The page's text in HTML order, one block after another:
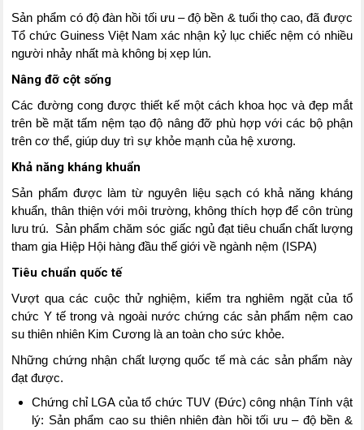
Sản phẩm có độ đàn hồi tối ưu – độ bền & tuổi thọ cao, đã được
Tổ chức Guiness Việt Nam xác nhận kỷ lục chiếc nệm có nhiều
người nhảy nhất mà không bị xẹp lún.
Nâng đỡ cột sống
Các đường cong được thiết kế một cách khoa học và đẹp mắt
trên bề mặt tấm nệm tạo độ nâng đỡ phù hợp với các bộ phận
trên cơ thể, giúp duy trì sự khỏe mạnh của hệ xương.
Khả năng kháng khuẩn
Sản phẩm được làm từ nguyên liệu sạch có khả năng kháng
khuẩn, thân thiện với môi trường, không thích hợp để côn trùng
lưu trú. Sản phẩm chăm sóc giấc ngủ đạt tiêu chuẩn chất lượng
tham gia Hiệp Hội hàng đầu thế giới về ngành nệm (ISPA)
Tiêu chuẩn quốc tế
Vượt qua các cuộc thử nghiệm, kiểm tra nghiêm ngặt của tổ
chức Y tế trong và ngoài nước chứng các sản phẩm nệm cao
su thiên nhiên Kim Cương là an toàn cho sức khỏe.
Những chứng nhận chất lượng quốc tế mà các sản phẩm này
đạt được.
Chứng chỉ LGA của tổ chức TUV (Đức) công nhận Tính vật
lý: Sản phẩm cao su thiên nhiên đàn hồi tối ưu – độ bền &